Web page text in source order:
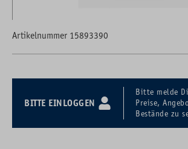
Artikelnummer 15893390
BITTE EINLOGGEN
Bitte melde
Preise,
Bestände zu